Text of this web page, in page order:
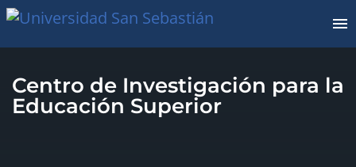
Centro de Investigación para la
Educación Superior